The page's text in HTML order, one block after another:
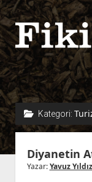
Fikir
Kazanı
Kategori:
Diyanetin
Yazar:Yavuz